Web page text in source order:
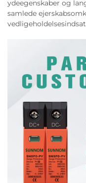
ydeegenskaber og
samlede